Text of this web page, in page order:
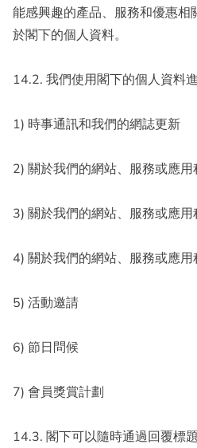
能感興趣的產品、服務和優惠相
於閣下的個人資料。
14.2. 我們使用閣下的個人資料
1) 時事通訊和我們的網誌更新
2) 關於我們的網站、服務或應
3) 關於我們的網站、服務或應
4) 關於我們的網站、服務或應用
5) 活動邀請
6) 節日問候
7) 會員獎賞計劃
14.3. 閣下可以隨時通過回覆標